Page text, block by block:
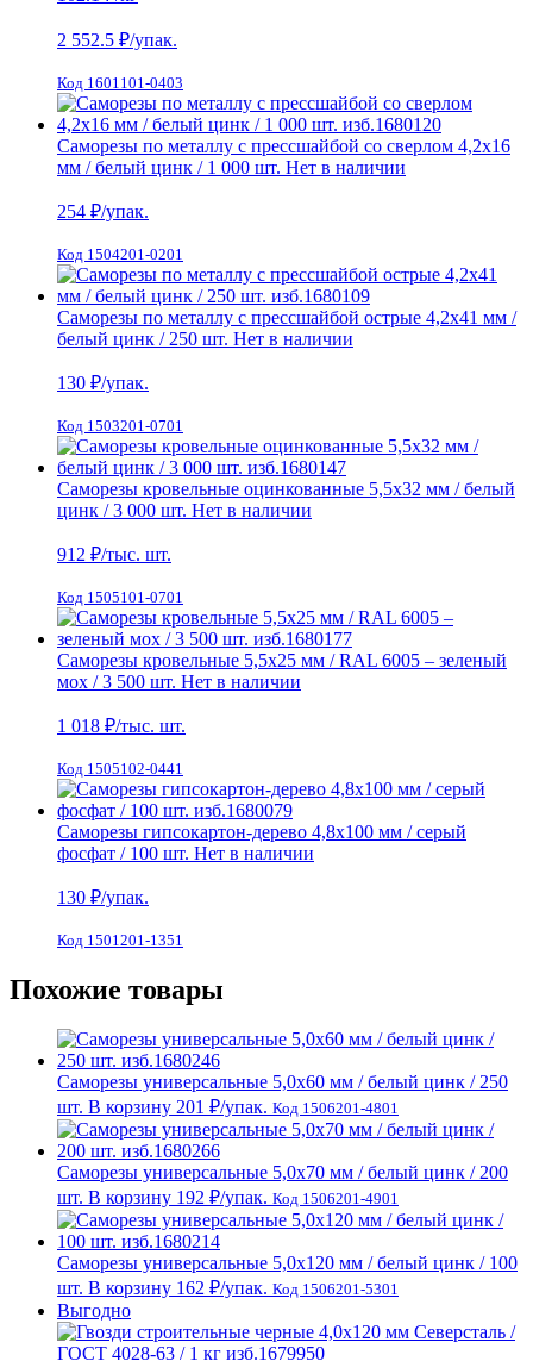
2 552.5 ₽/упак.
Код 1601101-0403
Саморезы по металлу с прессшайбой со сверлом 4,2х16
мм / белый цинк / 1 000 шт. Нет в наличии
254 ₽/упак.
Код 1504201-0201
Саморезы по металлу с прессшайбой острые 4,2х41 мм /
белый цинк / 250 шт. Нет в наличии
130 ₽/упак.
Код 1503201-0701
Саморезы кровельные оцинкованные 5,5х32 мм / белый
цинк / 3 000 шт. Нет в наличии
912 ₽/тыс. шт.
Код 1505101-0701
Саморезы кровельные 5,5х25 мм / RAL 6005 – зеленый
мох / 3 500 шт. Нет в наличии
1 018 ₽/тыс. шт.
Код 1505102-0441
Саморезы гипсокартон-дерево 4,8х100 мм / серый
фосфат / 100 шт. Нет в наличии
130 ₽/упак.
Код 1501201-1351
Похожие товары
Саморезы универсальные 5,0х60 мм / белый цинк / 250
шт. В корзину 201 ₽/упак. Код 1506201-4801
Саморезы универсальные 5,0х70 мм / белый цинк / 200
шт. В корзину 192 ₽/упак. Код 1506201-4901
Саморезы универсальные 5,0х120 мм / белый цинк / 100
шт. В корзину 162 ₽/упак. Код 1506201-5301
Выгодно